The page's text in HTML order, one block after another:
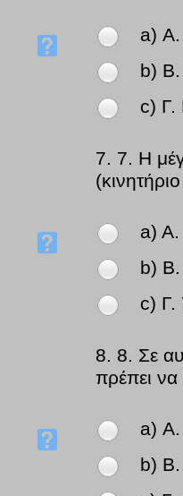
a) Α.
b) Β.
c) Γ.
7. 7. Η
a)
b)
c) Γ.
8. 8. Σε
πρέπει να
a) Α.
b) Β.